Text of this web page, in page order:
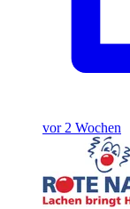
vor 2 Wochen